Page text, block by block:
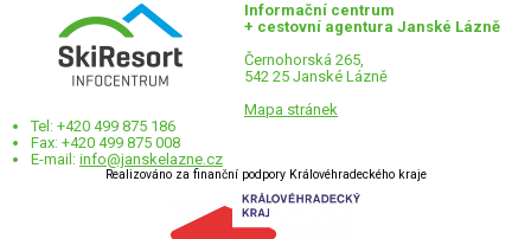
Informační centrum
+ cestovní agentura Janské Lázně
Černohorská 265,
542 25 Janské Lázně
Mapa stránek
Tel: +420 499 875 186
Fax: +420 499 875 008
E-mail: info@janskelazne.cz
Realizováno za finanční podpory Královéhradeckého kraje